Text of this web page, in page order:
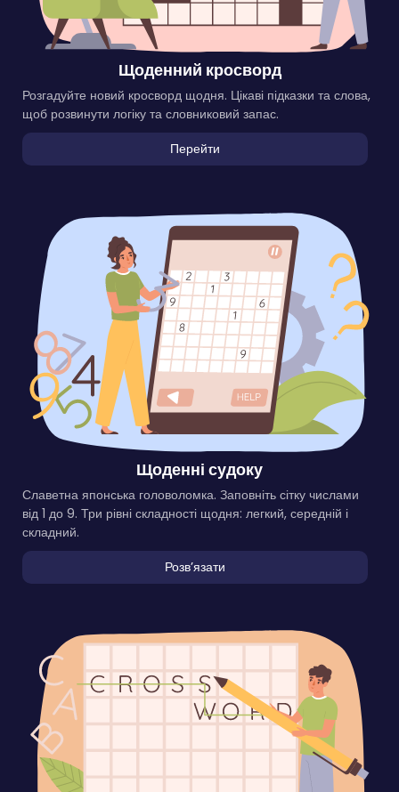
Щоденний кросворд
Розгадуйте новий кросворд щодня. Цікаві підказки та слова,
щоб розвинути логіку та словниковий запас.
Перейти
Щоденні судоку
Славетна японська головоломка. Заповніть сітку числами
від 1 до 9. Три рівні складності щодня: легкий, середній і
складний.
Розвʼязати